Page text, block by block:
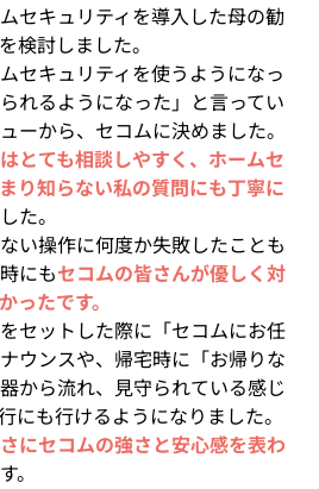
セキュリティを導入した母の勧
検討しました。
セキュリティを使うようになっ
れるようになった」と言ってい
ーから、セコムに決めました。
とても相談しやすく、ホームセ
り知らない私の質問にも丁寧に
た。
い操作に何度か失敗したことも
にもセコムの皆さんが優しく対
ったです。
セットした際に「セコムにお任
ウンスや、帰宅時に「お帰りな
から流れ、見守られている感じ
にも行けるようになりました。
にセコムの強さと安心感を表わ
。